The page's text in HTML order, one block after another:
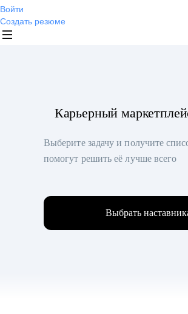
Войти
Создать резюме
Карьерный
Выберите задачу и получите
помогут решить её лучше всего
Выбрать